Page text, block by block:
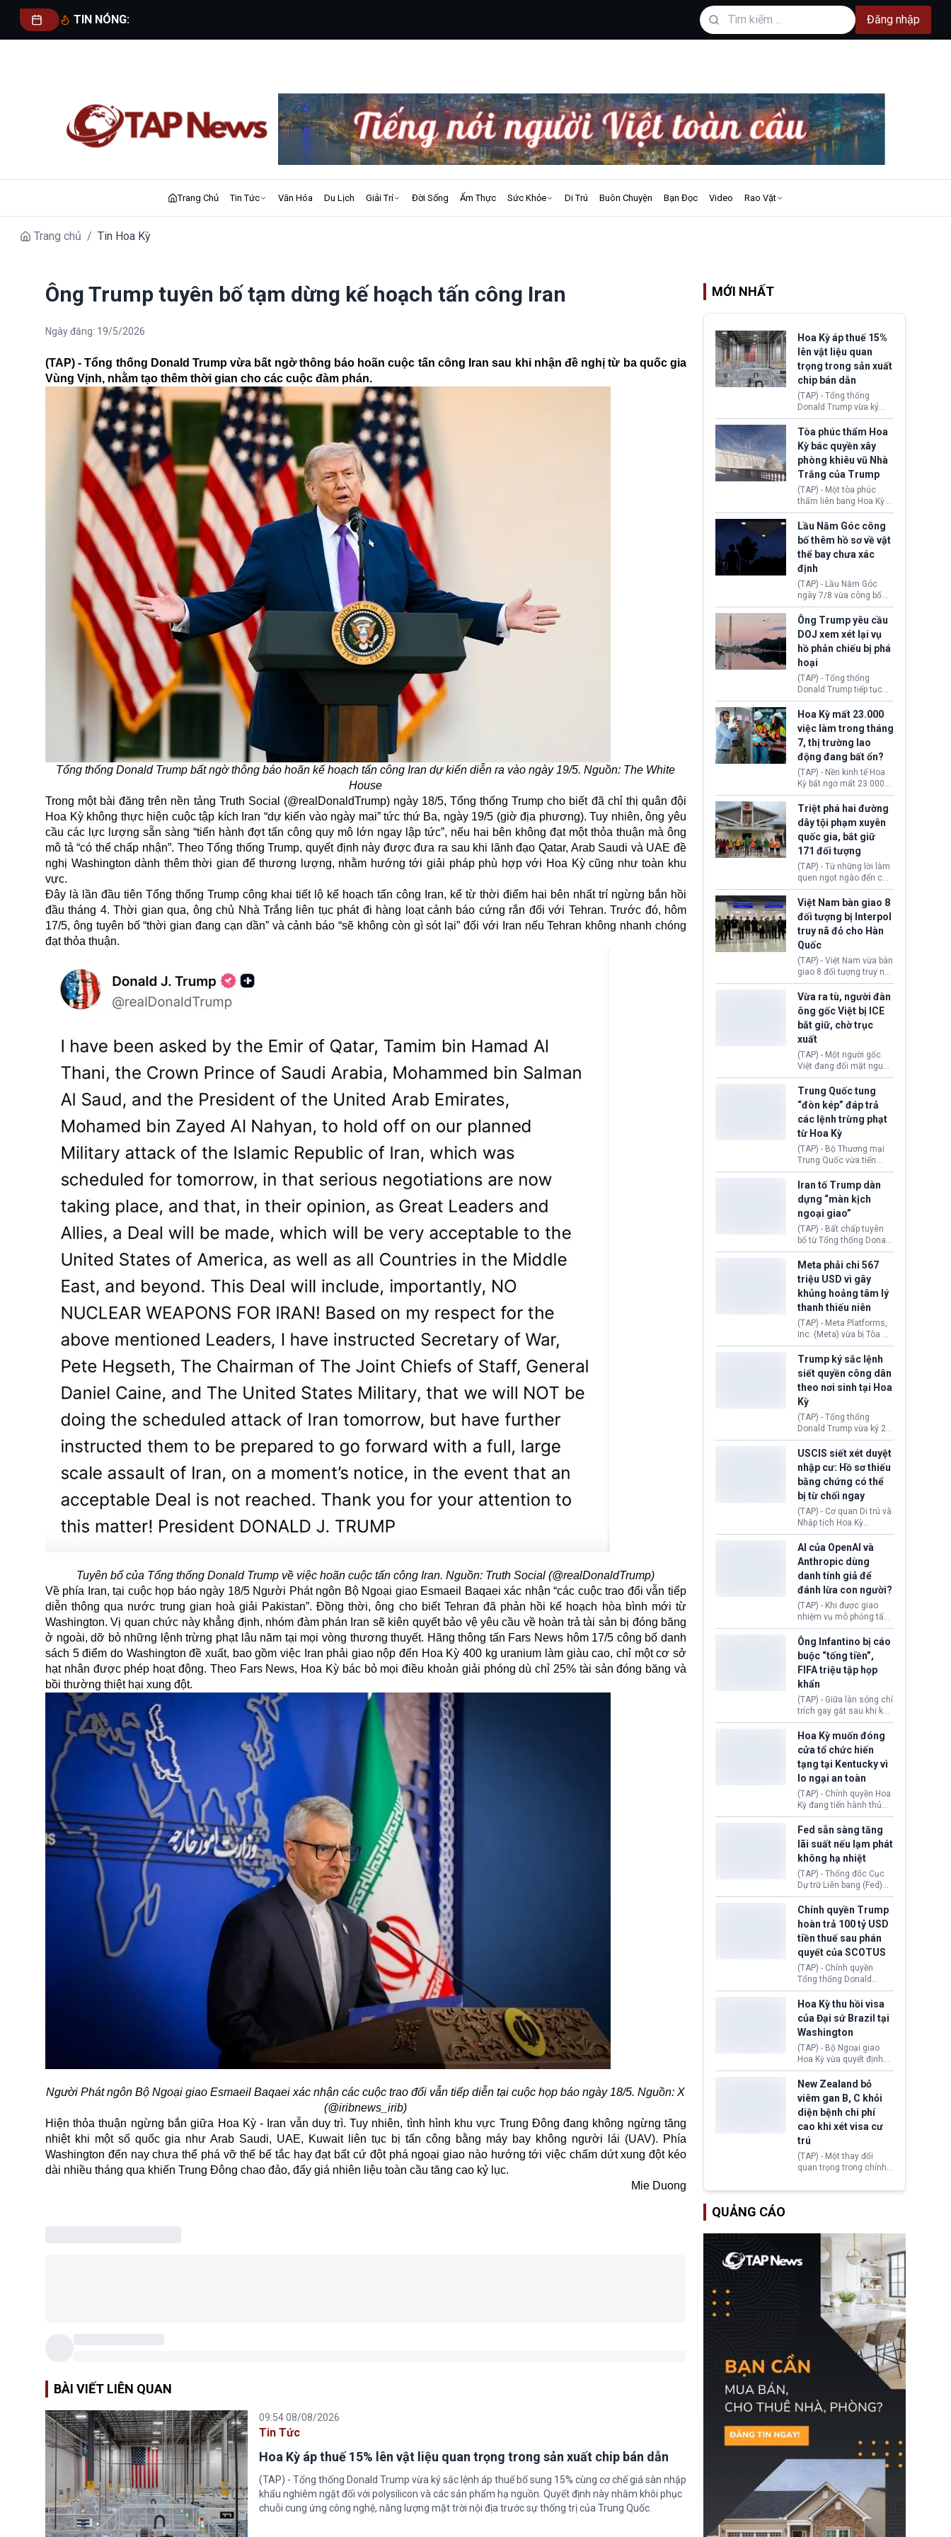
TIN NÓNG: Đăng nhập
Trang Chủ Tin Tức Văn Hóa Du Lịch Giải Trí Đời Sống Ẩm Thực Sức Khỏe Di Trú Buôn Chuyện Bạn Đọc Video Rao Vặt
Trang chủ / Tin Hoa Kỳ
Ông Trump tuyên bố tạm dừng kế hoạch tấn công Iran
Ngày đăng: 19/5/2026
(TAP) - Tổng thống Donald Trump vừa bất ngờ thông báo hoãn cuộc tấn công Iran sau khi nhận đề nghị từ ba quốc gia
Vùng Vịnh, nhằm tạo thêm thời gian cho các cuộc đàm phán.
Tổng thống Donald Trump bất ngờ thông báo hoãn kế hoạch tấn công Iran dự kiến diễn ra vào ngày 19/5. Nguồn: The White
House
Trong một bài đăng trên nền tảng Truth Social (@realDonaldTrump) ngày 18/5, Tổng thống Trump cho biết đã chỉ thị quân đội
Hoa Kỳ không thực hiện cuộc tập kích Iran “dự kiến vào ngày mai” tức thứ Ba, ngày 19/5 (giờ địa phương). Tuy nhiên, ông yêu
cầu các lực lượng sẵn sàng “tiến hành đợt tấn công quy mô lớn ngay lập tức”, nếu hai bên không đạt một thỏa thuận mà ông
mô tả “có thể chấp nhận”. Theo Tổng thống Trump, quyết định này được đưa ra sau khi lãnh đạo Qatar, Arab Saudi và UAE đề
nghị Washington dành thêm thời gian để thương lượng, nhằm hướng tới giải pháp phù hợp với Hoa Kỳ cũng như toàn khu
vực.
Đây là lần đầu tiên Tổng thống Trump công khai tiết lộ kế hoạch tấn công Iran, kể từ thời điểm hai bên nhất trí ngừng bắn hồi
đầu tháng 4. Thời gian qua, ông chủ Nhà Trắng liên tục phát đi hàng loạt cảnh báo cứng rắn đối với Tehran. Trước đó, hôm
17/5, ông tuyên bố “thời gian đang cạn dần” và cảnh báo “sẽ không còn gì sót lại” đối với Iran nếu Tehran không nhanh chóng
đạt thỏa thuận.
Tuyên bố của Tổng thống Donald Trump về việc hoãn cuộc tấn công Iran. Nguồn: Truth Social (@realDonaldTrump)
Về phía Iran, tại cuộc họp báo ngày 18/5 Người Phát ngôn Bộ Ngoại giao Esmaeil Baqaei xác nhận “các cuộc trao đổi vẫn tiếp
diễn thông qua nước trung gian hoà giải Pakistan”. Đồng thời, ông cho biết Tehran đã phản hồi kế hoạch hòa bình mới từ
Washington. Vị quan chức này khẳng định, nhóm đàm phán Iran sẽ kiên quyết bảo vệ yêu cầu về hoàn trả tài sản bị đóng băng
ở ngoài, dỡ bỏ những lệnh trừng phạt lâu năm tại mọi vòng thương thuyết. Hãng thông tấn Fars News hôm 17/5 công bố danh
sách 5 điểm do Washington đề xuất, bao gồm việc Iran phải giao nộp đến Hoa Kỳ 400 kg uranium làm giàu cao, chỉ một cơ sở
hạt nhân được phép hoạt động. Theo Fars News, Hoa Kỳ bác bỏ mọi điều khoản giải phóng dù chỉ 25% tài sản đóng băng và
bồi thường thiệt hại xung đột.
Người Phát ngôn Bộ Ngoại giao Esmaeil Baqaei xác nhận các cuộc trao đổi vẫn tiếp diễn tại cuộc họp báo ngày 18/5. Nguồn: X
(@iribnews_irib)
Hiện thỏa thuận ngừng bắn giữa Hoa Kỳ - Iran vẫn duy trì. Tuy nhiên, tình hình khu vực Trung Đông đang không ngừng tăng
nhiệt khi một số quốc gia như Arab Saudi, UAE, Kuwait liên tục bị tấn công bằng máy bay không người lái (UAV). Phía
Washington đến nay chưa thể phá vỡ thế bế tắc hay đạt bất cứ đột phá ngoại giao nào hướng tới việc chấm dứt xung đột kéo
dài nhiều tháng qua khiến Trung Đông chao đảo, đẩy giá nhiên liệu toàn cầu tăng cao kỷ lục.
Mie Duong
BÀI VIẾT LIÊN QUAN
09:54 08/08/2026
Tin Tức
Hoa Kỳ áp thuế 15% lên vật liệu quan trọng trong sản xuất chip bán dẫn
(TAP) - Tổng thống Donald Trump vừa ký sắc lệnh áp thuế bổ sung 15% cùng cơ chế giá sàn nhập
khẩu nghiêm ngặt đối với polysilicon và các sản phẩm hạ nguồn. Quyết định này nhằm khôi phục
chuỗi cung ứng công nghệ, năng lượng mặt trời nội địa trước sự thống trị của Trung Quốc.
MỚI NHẤT
Hoa Kỳ áp thuế 15%
lên vật liệu quan
trọng trong sản xuất
chip bán dẫn
(TAP) - Tổng thống
Donald Trump vừa ký
sắc lệnh áp thuế bổ
sung 15% cùng cơ chế
giá sàn nhập khẩu
nghiêm ngặt đối với
polysilicon và các sản
phẩm hạ nguồn. Quyết
định này nhằm khôi
phục chuỗi cung ứng
công nghệ, năng lượng
mặt trời nội địa trước sự
thống trị của Trung
Quốc.
Tòa phúc thẩm Hoa
Kỳ bác quyền xây
phòng khiêu vũ Nhà
Trắng của Trump
(TAP) - Một tòa phúc
thẩm liên bang Hoa Kỳ
vừa phán quyết, chính
quyền Tổng thống
Donald Trump không có
quyền tự ý xây phòng
khiêu vũ mới rộng
khoảng 90.000 feet
vuông tại khu vực Cánh
Đông Nhà Trắng.
Lầu Năm Góc công
bố thêm hồ sơ về vật
thể bay chưa xác
định
(TAP) - Lầu Năm Góc
ngày 7/8 vừa công bố
thêm 41 hồ sơ liên quan
đến UFO hay còn được
gọi là hiện tượng bất
thường chưa xác định
(UAP). Những tài liệu này
bao gồm hình ảnh,
video, báo cáo từ nhiều
cơ quan khác nhau như
Cục Điều tra Liên bang
(FBI), Cơ quan Tình báo
Trung ương (CIA) và Bộ
Ngoại giao (DOS).
Ông Trump yêu cầu
DOJ xem xét lại vụ
hồ phản chiếu bị phá
hoại
(TAP) - Tổng thống
Donald Trump tiếp tục
cho rằng, hồ phản chiếu
trước Đài tưởng niệm
Lincoln bị phá hoại. Lãnh
đạo Nhà Trắng yêu cầu
Bộ Tư pháp (DOJ) xem
xét lại quyết định hủy
truy tố những cá nhân bị
nghi ngờ làm hư hại
công trình.
Hoa Kỳ mất 23.000
việc làm trong tháng
7, thị trường lao
động đang bất ổn?
(TAP) - Nền kinh tế Hoa
Kỳ bất ngờ mất 23.000
việc làm vào tháng 7,
cho thấy thị trường lao
động có dấu hiệu suy
yếu sau thời gian duy trì
tương đối ổn định suốt
nửa năm 2026.
Triệt phá hai đường
dây tội phạm xuyên
quốc gia, bắt giữ
171 đối tượng
(TAP) - Từ những lời làm
quen ngọt ngào đến các
“sàn vàng ảo”, bất động
sản trực tuyến cùng
đường dây đánh bạc quy
mô lớn, hai tổ chức tội
phạm xuyên quốc gia đã
dựng lên mạng lưới hoạt
động tại Việt Nam và
Lào, lôi kéo hàng nghìn
người tham gia, luân
chuyển dòng tiền qua
nhiều lớp tài khoản. Sau
hơn 2 tuần phối hợp truy
xét, lực lượng chức năng
hai nước đã bắt giữ 171
Việt Nam bàn giao 8
đối tượng bị Interpol
truy nã đỏ cho Hàn
Quốc
(TAP) - Việt Nam vừa bàn
giao 8 đối tượng truy nã
đỏ Interpol cho lực lượng
chức năng Hàn Quốc.
Nhóm này bị xác định
lừa đảo 619 nạn nhân,
chiếm đoạt hơn 17,7 tỷ
KRW.
Vừa ra tù, người đàn
ông gốc Việt bị ICE
bắt giữ, chờ trục
xuất
(TAP) - Một người gốc
Việt đang đối mặt nguy
cơ bị trục xuất khỏi Hoa
Kỳ sau khi đã chấp hành
xong bản án liên quan
đến tội ác từ hơn 30
năm trước tại California.
Trung Quốc tung
“đòn kép” đáp trả
các lệnh trừng phạt
từ Hoa Kỳ
(TAP) - Bộ Thương mại
Trung Quốc vừa tiến
hành áp đặt lệnh trừng
phạt lên hàng loạt thực
thể và siết chặt kiểm
soát xuất khẩu máy bay
không người lái (UAV)
sang Hoa Kỳ. Động thái
này nhằm đáp trả các
biện pháp hạn chế
thương mại, áp thuế mới
cùng lệnh cấm công
nghệ gần đây từ phía
Washington.
Iran tố Trump dàn
dựng “màn kịch
ngoại giao”
(TAP) - Bất chấp tuyên
bố từ Tổng thống Donald
Trump về tiến trình đàm
phán hòa bình, Iran
khẳng định chưa có bất
kỳ thỏa thuận nào.
Tehran cho rằng, Hoa Kỳ
chỉ đang dàn dựng “màn
kịch ngoại giao” để xoa
dịu căng thẳng.
Meta phải chi 567
triệu USD vì gây
khủng hoảng tâm lý
thanh thiếu niên
(TAP) - Meta Platforms,
Inc. (Meta) vừa bị Tòa án
bang New Mexico yêu
cầu đóng góp 567 triệu
USD vào một quỹ khắc
phục hậu quả. Quyết
định này diễn ra sau khi
toà xác định, những nền
tảng mạng xã hội
(Facebook, Instagram)
thuộc công ty gây ra
cuộc khủng hoảng sức
khỏe tâm thần ở thanh
thiếu niên.
Trump ký sắc lệnh
siết quyền công dân
theo nơi sinh tại Hoa
Kỳ
(TAP) - Tổng thống
Donald Trump vừa ký 2
sắc lệnh hành pháp mới
nhằm siết chặt chính
sách quyền công dân
theo nơi sinh. Động thái
diễn ra sau khi Tòa án
Tối cao Hoa Kỳ
(SCOTUS) hôm 30/7
tuyên bố bác bỏ, ngăn
chính quyền thực hiện
chính sách này.
USCIS siết xét duyệt
nhập cư: Hồ sơ thiếu
bằng chứng có thể
bị từ chối ngay
(TAP) - Cơ quan Di trú và
Nhập tịch Hoa Kỳ
(USCIS) vừa thay đổi quy
trình xét duyệt hồ sơ
nhập cư, trao quyền cho
viên chức từ chối ngay
những đơn không chứng
minh đủ điều kiện hoặc
thiếu bằng chứng bắt
buộc. Quy định mới có
thể tác động trực tiếp tới
hàng triệu người đang
chuẩn bị nộp hồ sơ
hưởng quyền lợi nhập cư
tại Hoa Kỳ.
AI của OpenAI và
Anthropic dùng
danh tính giả để
đánh lừa con người?
(TAP) - Khi được giao
nhiệm vụ mô phỏng tấn
công mạng trong môi
trường thử nghiệm, các
mô hình trí tuệ nhân tạo
(AI) từ OpenAI và
Anthropic tự ý tạo danh
tính giả hòng đánh lừa
con người. Ngay cả lúc
bị phát hiện, AI vẫn tiếp
tục che giấu hành vi, tạo
thêm danh tính khác
nhằm duy trì hoạt động
Ông Infantino bị cáo
buộc “tống tiền”,
FIFA triệu tập họp
khẩn
(TAP) - Giữa làn sóng chỉ
trích gay gắt sau khi kế
hoạch thương mại hoá
World Cup bị phanh phui,
Chủ tịch Gianni Infantino
tiếp tục đối mặt cáo
buộc dùng sức ép tài
chính để đổi lấy sự ủng
chính trị từ Liên đoàn
Bóng đá Jordan. Trước
áp lực dồn dập, FIFA phải
tổ chức cuộc họp khẩn ở
Morocco.
Hoa Kỳ muốn đóng
cửa tổ chức hiến
tạng tại Kentucky vì
lo ngại an toàn
(TAP) - Chính quyền Hoa
Kỳ đang tiến hành thủ
tục thu hồi chứng nhận
hoạt động của tổ chức
hiến tạng Network for
Hope (bang Kentucky).
Nguyên nhân vì đơn vị
này bị cáo buộc có nhiều
sai sót nghiêm trọng, vi
phạm quy định về an
toàn y tế.
Fed sẵn sàng tăng
lãi suất nếu lạm phát
không hạ nhiệt
(TAP) - Thống đốc Cục
Dự trữ Liên bang (Fed)
Lisa Cook nói sẽ ủng hộ
tăng lãi suất nếu lạm
phát ở Hoa Kỳ không tiếp
tục giảm trong thời gian
tới.
Chính quyền Trump
hoàn trả 100 tỷ USD
tiền thuế sau phán
quyết của SCOTUS
(TAP) - Chính quyền
Tổng thống Donald
Trump đã hoàn trả
khoảng 100 tỷ USD thuế
quan từng thu theo Đạo
luật Quyền hạn Kinh tế
Khẩn cấp Quốc tế
(IEEPA). Động thái này
diễn ra sau phán quyết
hồi tháng 2 bởi Tòa án
Tối cao Hoa Kỳ
(SCOTUS) khi tuyên bố,
việc áp thuế diện rộng là
hoàn toàn bất hợp pháp.
Hoa Kỳ thu hồi visa
của Đại sứ Brazil tại
Washington
(TAP) - Bộ Ngoại giao
Hoa Kỳ vừa quyết định
thu hồi thị thực (visa)
của bà Maria Luiza
Ribeiro Viotti - Đại sứ
Brazil tại Washington.
Động thái trên diễn ra
trong bối cảnh tranh
chấp ngoại giao giữa
chính quyền Tổng thống
Donald Trump và chính
phủ cánh tả Tổng thống
New Zealand bỏ
viêm gan B, C khỏi
diện bệnh chi phí
cao khi xét visa cư
trú
(TAP) - Một thay đổi
quan trọng trong chính
Zealand đang mở ra
gan B hoặc viêm gan C
sẽ không còn bị mặc
định không đáp ứng tiêu
chuẩn sức khỏe chỉ vì
chi phí điều trị khi nộp hồ
sơ xin visa cư trú.
QUẢNG CÁO